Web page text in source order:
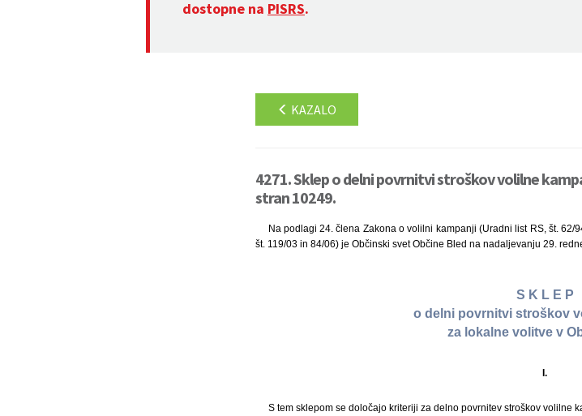
dostopne na PISRS.
KAZALO
4271. Sklep o delni povrnitvi stroškov volilne
stran 10249.
Na podlagi 24. člena Zakona o volilni kampanji (Uradni list RS, št.
št. 119/03 in 84/06) je Občinski svet Občine Bled na nadaljevanju 29.
S K L E P
o delni povrnitvi stroškov
za lokalne volitve v
I.
S tem sklepom se določajo kriteriji za delno povrnitev stroškov volilne